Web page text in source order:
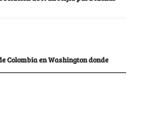
Colombia en Washington donde